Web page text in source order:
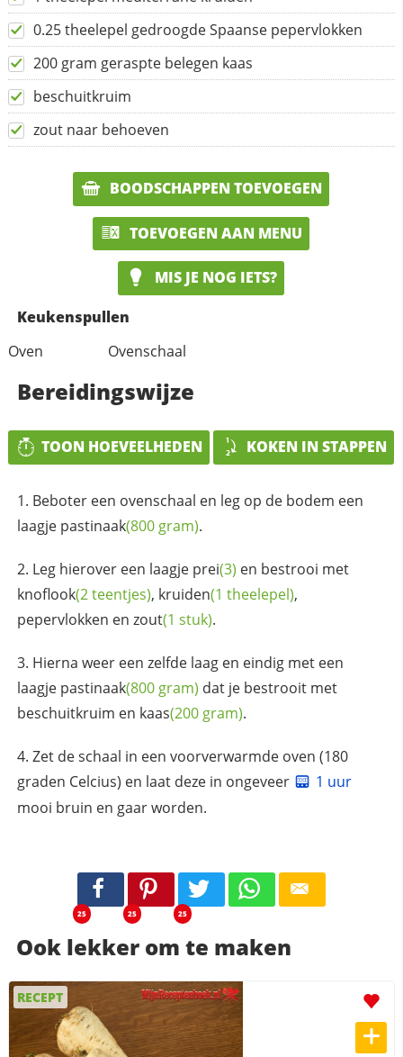
0.25 theelepel gedroogde Spaanse pepervlokken
200 gram geraspte belegen kaas
beschuitkruim
zout naar behoeven
BOODSCHAPPEN TOEVOEGEN
TOEVOEGEN AAN MENU
MIS JE NOG IETS?
Keukenspullen
Oven
Ovenschaal
Bereidingswijze
TOON HOEVEELHEDEN KOKEN IN STAPPEN
Beboter een ovenschaal en leg op de bodem een
laagje pastinaak(800 gram).
Leg hierover een laagje prei(3) en bestrooi met
knoflook(2 teentjes), kruiden(1 theelepel),
pepervlokken en zout(1 stuk).
Hierna weer een zelfde laag en eindig met een
laagje pastinaak(800 gram) dat je bestrooit met
beschuitkruim en kaas(200 gram).
Zet de schaal in een voorverwarmde oven (180
graden Celcius) en laat deze in ongeveer
1 uur
mooi bruin en gaar worden.
25 25 25
Ook lekker om te maken
RECEPT